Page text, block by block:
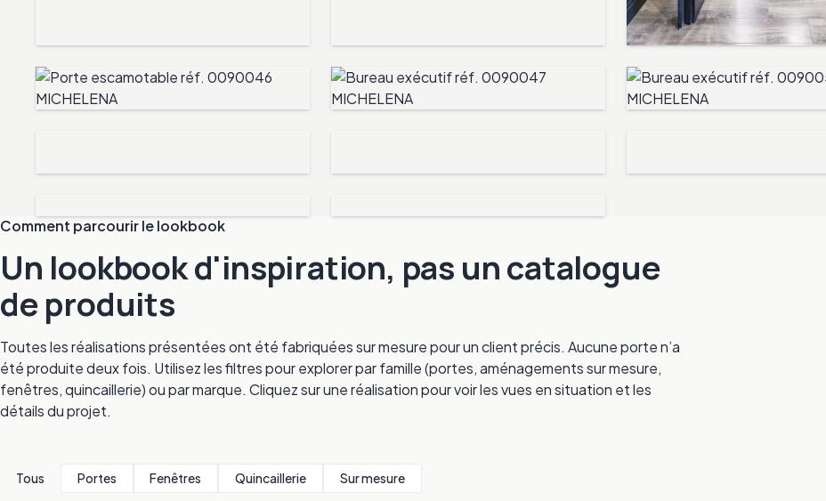
Comment parcourir le lookbook
Un lookbook d'inspiration, pas un catalogue
de produits
Toutes les réalisations présentées ont été fabriquées sur mesure pour un client précis. Aucune porte n’a
été produite deux fois. Utilisez les filtres pour explorer par famille (portes, aménagements sur mesure,
fenêtres, quincaillerie) ou par marque. Cliquez sur une réalisation pour voir les vues en situation et les
détails du projet.
Tous Portes Fenêtres Quincaillerie Sur mesure